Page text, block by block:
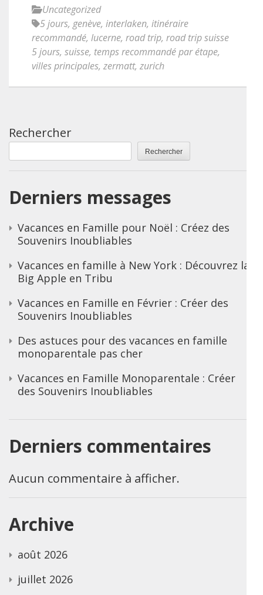
Uncategorized
5 jours, genève, interlaken, itinéraire
recommandé, lucerne, road trip, road trip suisse
5 jours, suisse, temps recommandé par étape,
villes principales, zermatt, zurich
Rechercher
Rechercher
Derniers messages
Vacances en Famille pour Noël : Créez des
Souvenirs Inoubliables
Vacances en famille à New York : Découvrez la
Big Apple en Tribu
Vacances en Famille en Février : Créer des
Souvenirs Inoubliables
Des astuces pour des vacances en famille
monoparentale pas cher
Vacances en Famille Monoparentale : Créer
des Souvenirs Inoubliables
Derniers commentaires
Aucun commentaire à afficher.
Archive
août 2026
juillet 2026